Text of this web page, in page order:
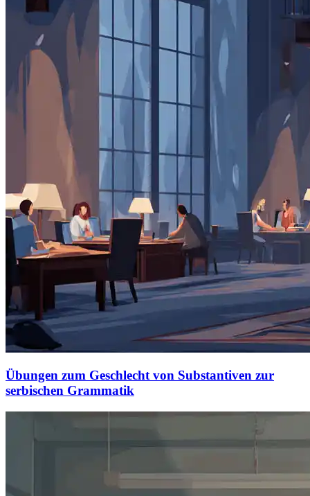
Übungen zum Geschlecht von Substantiven zur
serbischen Grammatik